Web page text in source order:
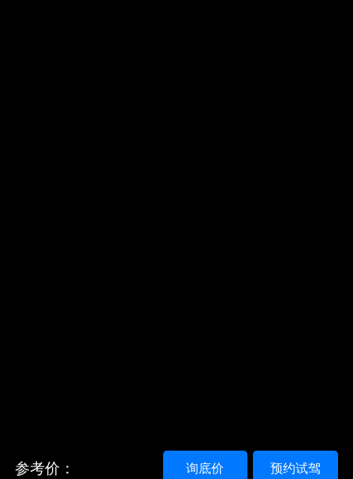
参考价： 预约试驾
询底价